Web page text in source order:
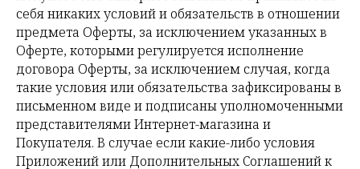
себя никаких условий и обязательств в отношении
предмета Оферты, за исключением указанных в
Оферте, которыми регулируется исполнение
договора Оферты, за исключением случая, когда
такие условия или обязательства зафиксированы в
письменном виде и подписаны уполномоченными
представителями Интернет-магазина и
Покупателя. В случае если какие-либо условия
Приложений или Дополнительных Соглашений к